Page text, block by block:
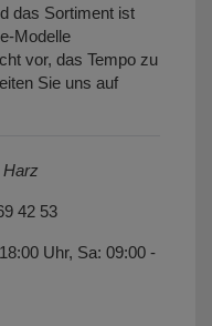
das Sortiment ist
Modelle
vor, das Tempo zu
Sie uns auf
42 53
Uhr, Sa: 09:00 -